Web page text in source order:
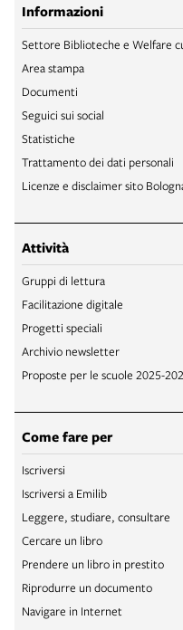
Informazioni
Settore Biblioteche e Welfare
Area stampa
Documenti
Seguici sui social
Statistiche
Trattamento dei dati personali
Licenze e disclaimer sito
Attività
Gruppi di lettura
Facilitazione digitale
Progetti speciali
Archivio newsletter
Proposte per le scuole 2025-
Come fare per
Iscriversi
Iscriversi a Emilib
Leggere, studiare, consultare
Cercare un libro
Prendere un libro in prestito
Riprodurre un documento
Navigare in Internet